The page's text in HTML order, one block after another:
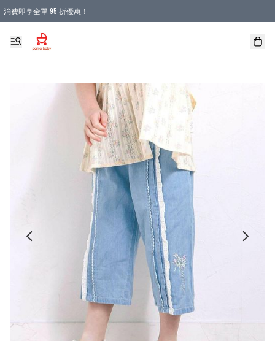
消費即享全單 95 折優惠！
購物滿 HKD 900.00即享免運費優惠！（適用於 本地送貨、本地取貨 )